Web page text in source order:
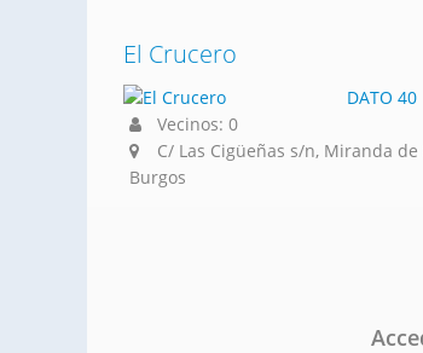
El Crucero
DATO 40
Vecinos: 0
C/ Las Cigüeñas s/n, Miranda de
Burgos